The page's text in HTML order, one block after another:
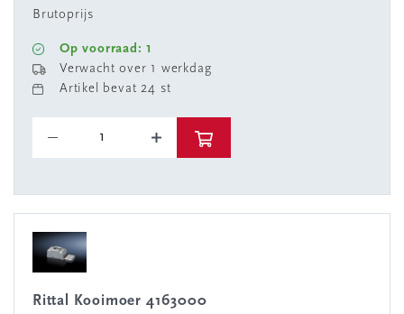
Brutoprijs
Op voorraad: 1
Verwacht over 1 werkdag
Artikel bevat 24 st
Rittal Kooimoer 4163000